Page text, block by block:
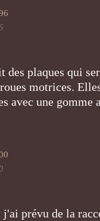
plaques qui
motrices.
avec une gomme
prévu de la